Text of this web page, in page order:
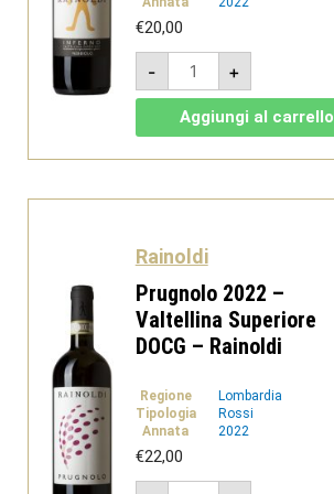
€20,00
-
Inferno
2022
-
Valtellina
Superiore
DOCG
-
+
Aggiungi al carrello
Rainoldi
Prugnolo 2022 –
Valtellina Superiore
DOCG – Rainoldi
Regione
Lombardia
Tipologia
Rossi
Annata
2022
€22,00
Prugnolo